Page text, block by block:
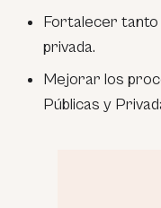
Fortalecer tanto
privada.
Mejorar los
Públicas y